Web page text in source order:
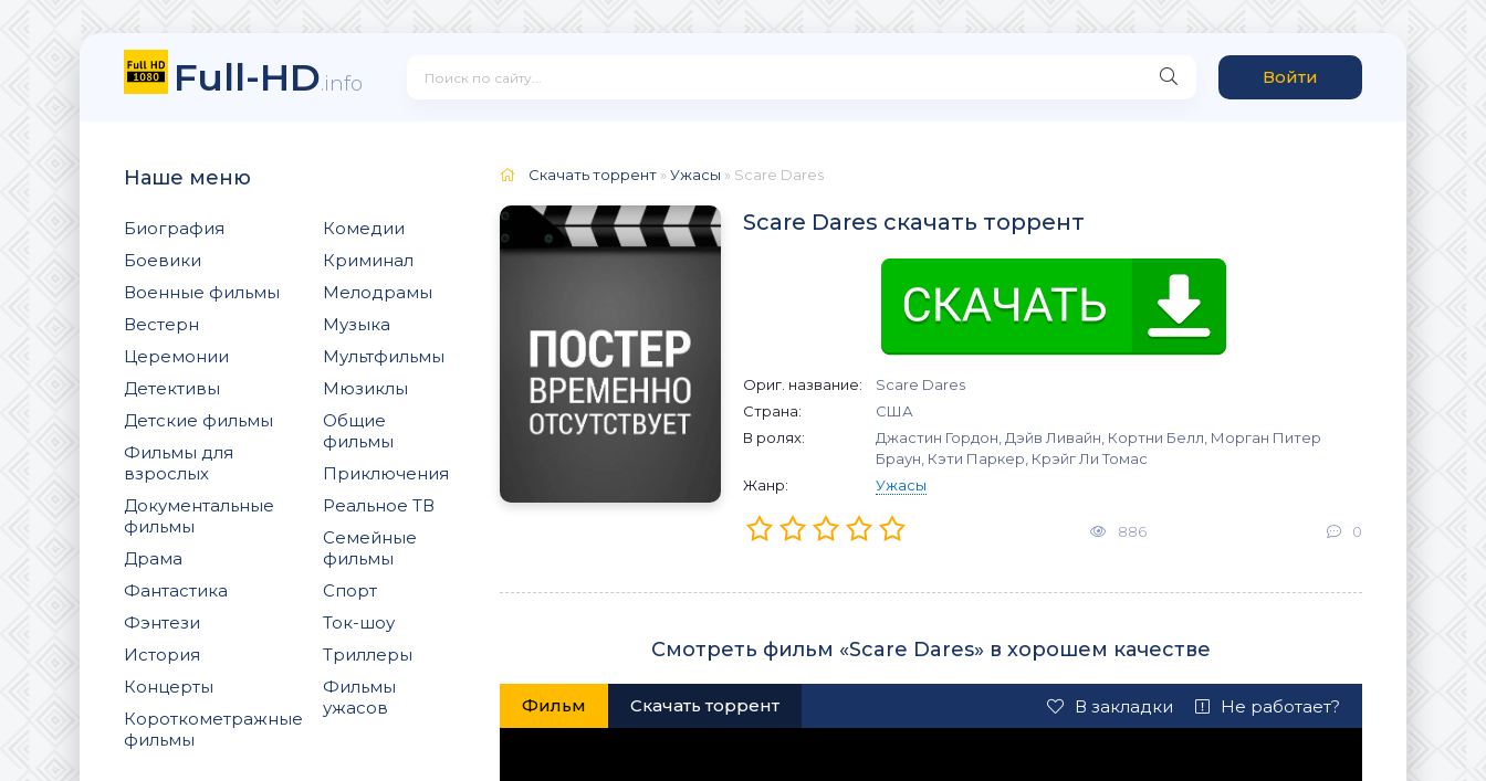
Full-HD.info Войти
Наше меню
Биография
Боевики
Военные фильмы
Вестерн
Церемонии
Детективы
Детские фильмы
Фильмы для
взрослых
Документальные
фильмы
Драма
Фантастика
Фэнтези
История
Концерты
Короткометражные
фильмы
Комедии
Криминал
Мелодрамы
Музыка
Мультфильмы
Мюзиклы
Общие
фильмы
Приключения
Реальное ТВ
Семейные
фильмы
Спорт
Ток-шоу
Триллеры
Фильмы
ужасов
Скачать торрент »Ужасы » Scare Dares
Scare Dares скачать торрент
Ориг. название:
Scare Dares
Страна:
США
В ролях:
Джастин Гордон, Дэйв Ливайн, Кортни Белл, Морган Питер
Браун, Кэти Паркер, Крэйг Ли Томас
Жанр:
Ужасы
886 0
Смотреть фильм «Scare Dares» в хорошем качестве
Фильм Скачать торрент В закладки Не работает?